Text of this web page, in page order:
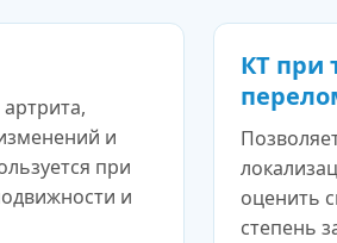
и
при
и
КТ при
оценить
степень